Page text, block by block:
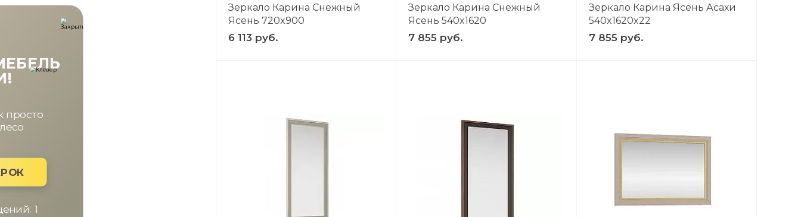
Зеркало Карина Снежный
Ясень 720x900
6 113 руб.
Зеркало Карина Снежный
Ясень 540x1620
7 855 руб.
Зеркало Карина Ясень Асахи
540x1620x22
7 855 руб.
Получи подарок просто